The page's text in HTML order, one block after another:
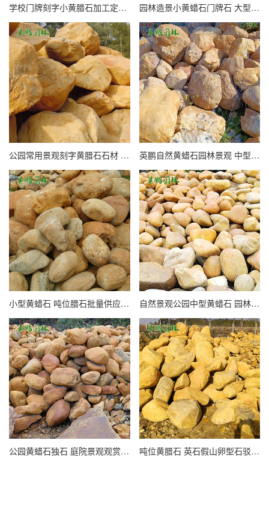
学校门牌刻字小黄腊石加工定制 广场草坪点缀黄蜡石 园林造景小黄蜡石门牌石 大型校园园区工业区刻字景观黄腊石
公园常用景观刻字黄腊石石材 园林招牌石 大型黄蜡石产地 英鹏自然黄蜡石园林景观 中型驳岸假山黄腊石造景吨位石
小型黄蜡石 吨位腊石批量供应 校园励志刻字石 按需定制 自然景观公园中型黄蜡石 园林假山刻字门牌村牌石黄腊石
公园黄蜡石独石 庭院景观观赏奇石 园林广场大型黄腊石摆件 吨位黄腊石 英石假山卵型石驳岸 精品黄蜡石 景观石